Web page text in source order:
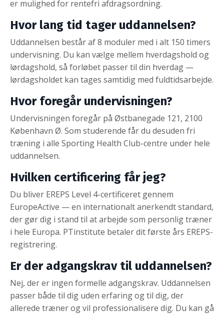
er mulighed for rentefri afdragsordning.
Hvor lang tid tager uddannelsen?
Uddannelsen består af 8 moduler med i alt 150 timers
undervisning. Du kan vælge mellem hverdagshold og
lørdagshold, så forløbet passer til din hverdag —
lørdagsholdet kan tages samtidig med fuldtidsarbejde.
Hvor foregår undervisningen?
Undervisningen foregår på Østbanegade 121, 2100
København Ø. Som studerende får du desuden fri
træning i alle Sporting Health Club-centre under hele
uddannelsen.
Hvilken certificering får jeg?
Du bliver EREPS Level 4-certificeret gennem
EuropeActive — en internationalt anerkendt standard,
der gør dig i stand til at arbejde som personlig træner
i hele Europa. PTinstitute betaler dit første års EREPS-
registrering.
Er der adgangskrav til uddannelsen?
Nej, der er ingen formelle adgangskrav. Uddannelsen
passer både til dig uden erfaring og til dig, der
allerede træner og vil professionalisere dig. Du kan gå